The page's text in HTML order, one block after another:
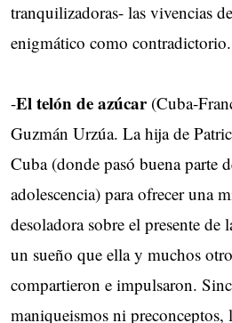
tranquilizadoras- las vivencias
enigmático como contradictorio.
-El telón de azúcar(Cuba-
Guzmán Urzúa. La hija de
Cuba (donde pasó buena parte
adolescencia) para ofrecer una
desoladora sobre el presente de
un sueño que ella y muchos
compartieron e impulsaron.
maniqueismos ni preconceptos,